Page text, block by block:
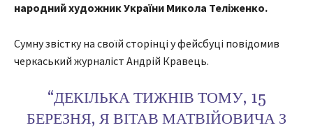
народний художник України Микола Теліженко.
Сумну звістку на своїй сторінці у фейсбуці повідомив
черкаський журналіст Андрій Кравець.
“ДЕКІЛЬКА ТИЖНІВ ТОМУ, 15
БЕРЕЗНЯ, Я ВІТАВ МАТВІЙОВИЧА З